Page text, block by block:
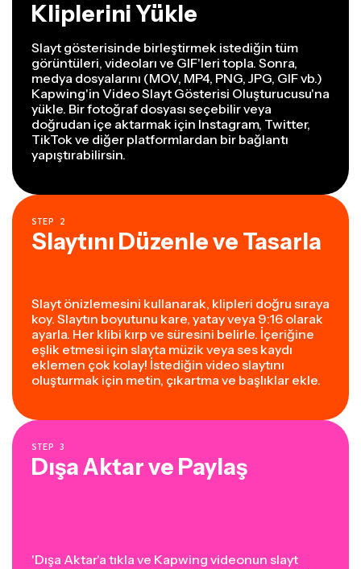
Kliplerini Yükle
Slayt gösterisinde birleştirmek istediğin tüm
görüntüleri, videoları ve GIF'leri topla. Sonra,
medya dosyalarını (MOV, MP4, PNG, JPG, GIF vb.)
Kapwing'in Video Slayt Gösterisi Oluşturucusu'na
yükle. Bir fotoğraf dosyası seçebilir veya
doğrudan içe aktarmak için Instagram, Twitter,
TikTok ve diğer platformlardan bir bağlantı
yapıştırabilirsin.
STEP 2
Slaytını Düzenle ve Tasarla
Slayt önizlemesini kullanarak, klipleri doğru sıraya
koy. Slaytın boyutunu kare, yatay veya 9:16 olarak
ayarla. Her klibi kırp ve süresini belirle. İçeriğine
eşlik etmesi için slayta müzik veya ses kaydı
eklemen çok kolay! İstediğin video slaytını
oluşturmak için metin, çıkartma ve başlıklar ekle.
STEP 3
Dışa Aktar ve Paylaş
'Dışa Aktar'a tıkla ve Kapwing videonun slayt